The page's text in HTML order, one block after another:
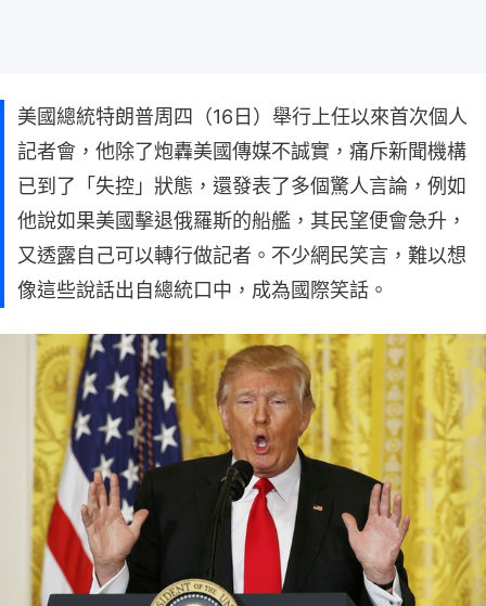
美國總統特朗普周四（16日）舉行上任以來首次個人
記者會，他除了炮轟美國傳媒不誠實，痛斥新聞機構
已到了「失控」狀態，還發表了多個驚人言論，例如
他說如果美國擊退俄羅斯的船艦，其民望便會急升，
又透露自己可以轉行做記者。不少網民笑言，難以想
像這些說話出自總統口中，成為國際笑話。